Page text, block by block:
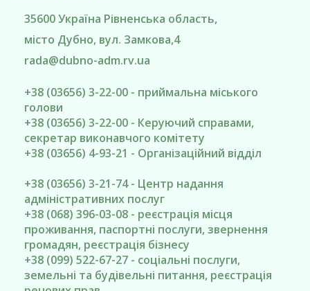
35600Україна Рівненська область,
місто Дубно, вул. Замкова,4
rada@dubno-adm.rv.ua
+38 (03656) 3-22-00 - приймальна міського
голови
+38 (03656) 3-22-00 - Керуючий справами,
секретар виконавчого комітету
+38 (03656) 4-93-21 - Організаційний відділ
+38 (03656) 3-21-74 - Центр надання
адміністративних послуг
+38 (068) 396-03-08 - реєстрація місця
проживання, паспортні послуги, звернення
громадян, реєстрація бізнесу
+38 (099) 522-67-27 - соціальні послуги,
земельні та будівельні питання, реєстрація